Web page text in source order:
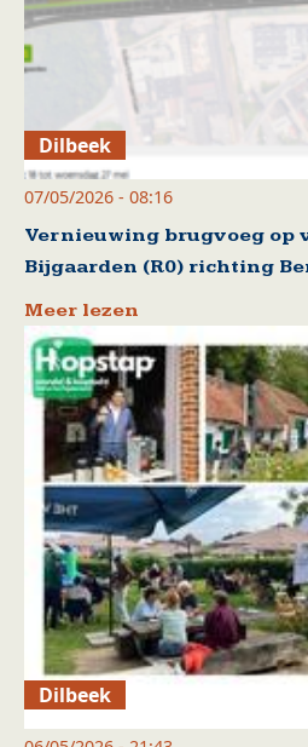
Dilbeek
07/05/2026 - 08:16
Vernieuwing brugvoeg op
Bijgaarden (R0) richting
Meer lezen
Dilbeek